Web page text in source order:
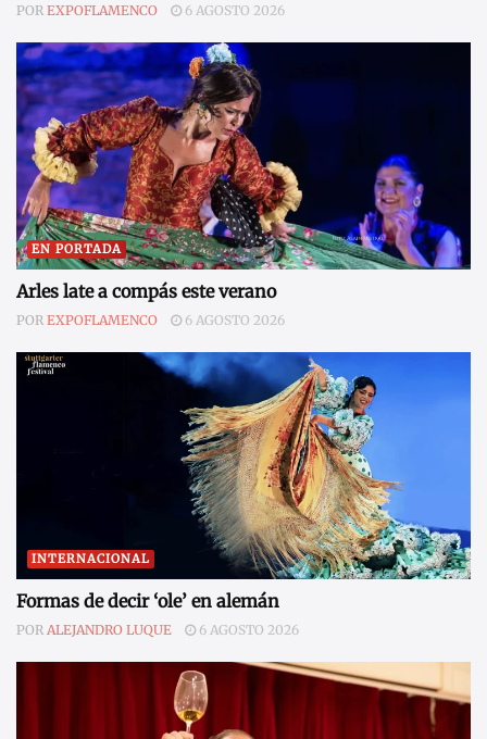
POR EXPOFLAMENCO 6 AGOSTO 2026
EN PORTADA
Arles late a compás este verano
POR EXPOFLAMENCO 6 AGOSTO 2026
INTERNACIONAL
Formas de decir ‘ole’ en alemán
POR ALEJANDRO LUQUE 6 AGOSTO 2026